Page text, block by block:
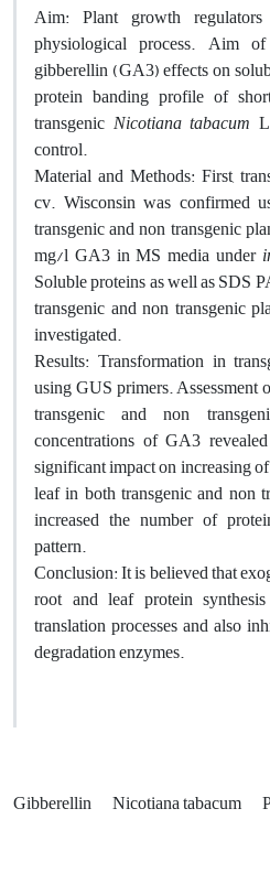
Aim: Plant growth
physiological process. Aim
gibberellin (GA3) effects on
protein banding profile of
transgenic Nicotiana tabacum
control.
Material and Methods: First,
cv. Wisconsin was confirmed
transgenic and non transgenic
mg/l GA3 in MS media under
Soluble proteins as well as SDS
transgenic and non transgenic
investigated.
Results: Transformation in
using GUS primers. Assessment
transgenic and non
concentrations of GA3
significant impact on increasing
leaf in both transgenic and non
increased the number of
pattern.
Conclusion: It is believed that
root and leaf protein
translation processes and also
degradation enzymes.
Gibberellin Nicotiana tabacum